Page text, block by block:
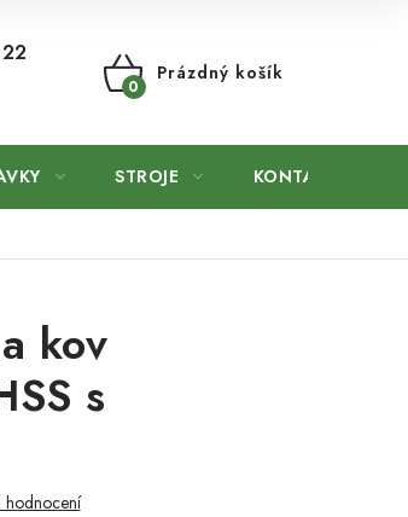
NÁKUPNÍ
Prázdný košík
STROJE KONTAKTY
kov
s
hodnocení